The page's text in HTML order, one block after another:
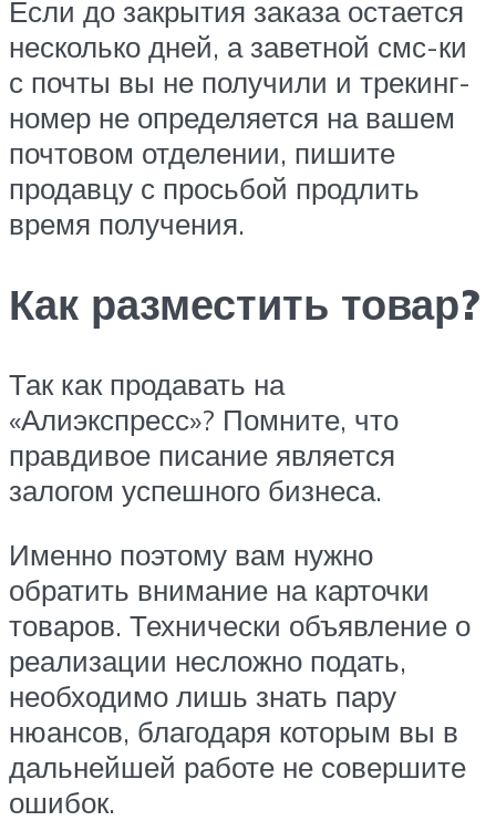
Если до закрытия заказа остается
несколько дней, а заветной смс-ки
с почты вы не получили и трекинг-
номер не определяется на вашем
почтовом отделении, пишите
продавцу с просьбой продлить
время получения.
Как разместить товар?
Так как продавать на
«Алиэкспресс»? Помните, что
правдивое писание является
залогом успешного бизнеса.
Именно поэтому вам нужно
обратить внимание на карточки
товаров. Технически объявление о
реализации несложно подать,
необходимо лишь знать пару
нюансов, благодаря которым вы в
дальнейшей работе не совершите
ошибок.